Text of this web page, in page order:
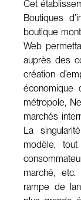
Cet
Boutiques
boutique
Web
auprès des
création
économique
métropole,
marchés
La
modèle,
marché,
rampe de